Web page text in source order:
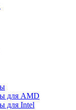
для AMD
для Intel